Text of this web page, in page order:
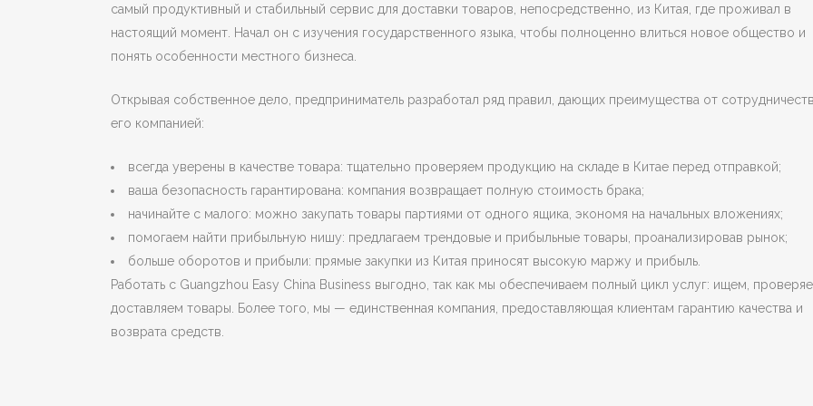
самый продуктивный и стабильный сервис для доставки товаров, непосредственно, из Китая, где проживал в
настоящий момент. Начал он с изучения государственного языка, чтобы полноценно влиться новое общество и
понять особенности местного бизнеса.
Открывая собственное дело, предприниматель разработал ряд правил, дающих преимущества от
его компанией:
всегда уверены в качестве товара: тщательно проверяем продукцию на складе в Китае перед отправкой;
ваша безопасность гарантирована: компания возвращает полную стоимость брака;
начинайте с малого: можно закупать товары партиями от одного ящика, экономя на начальных вложениях;
помогаем найти прибыльную нишу: предлагаем трендовые и прибыльные товары, проанализировав рынок;
больше оборотов и прибыли: прямые закупки из Китая приносят высокую маржу и прибыль.
Работать с Guangzhou Easy China Business выгодно, так как мы обеспечиваем полный цикл услуг: ищем,
доставляем товары. Более того, мы — единственная компания, предоставляющая клиентам гарантию качества и
возврата средств.